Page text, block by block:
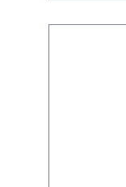
von
langanhaltenden
je 620